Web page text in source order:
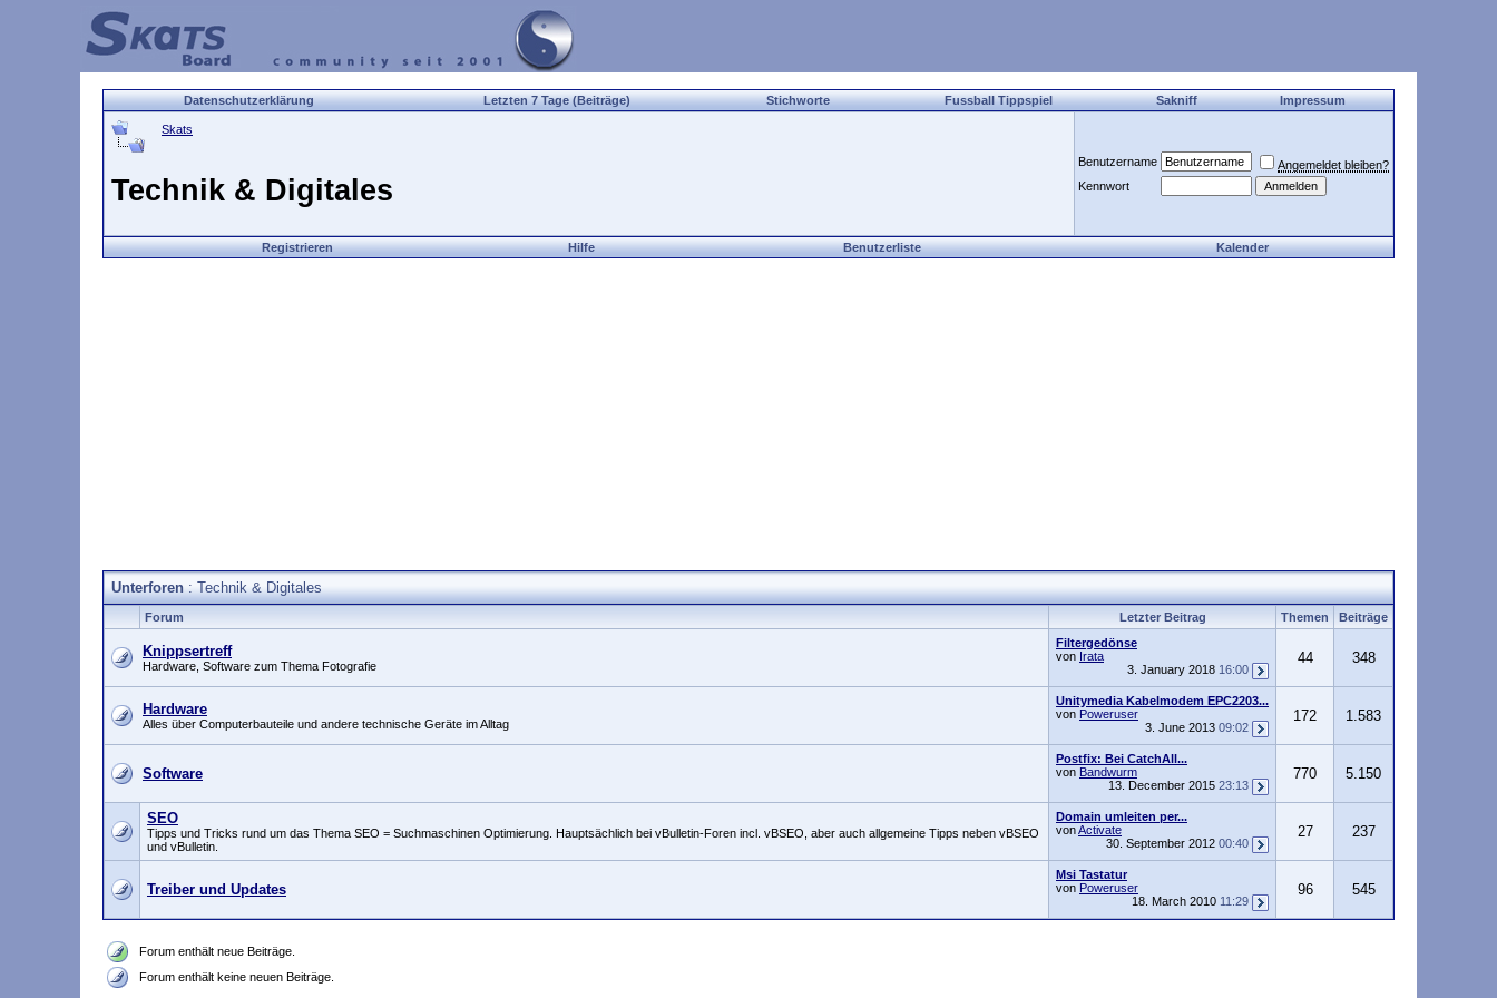
Datenschutzerklärung Letzten 7 Tage (Beiträge) Stichworte Fussball Tippspiel Sakniff Impressum
Skats
Technik & Digitales
Benutzername
Angemeldet bleiben?
Kennwort
Registrieren Hilfe Benutzerliste Kalender
Unterforen: Technik & Digitales
Forum Letzter Beitrag Themen Beiträge
Knippsertreff
Hardware, Software zum Thema Fotografie
Filtergedönse
von Irata
3. January 2018 16:00
44 348
Hardware
Alles über Computerbauteile und andere technische Geräte im Alltag
Unitymedia Kabelmodem EPC2203...
von Poweruser
3. June 2013 09:02
172 1.583
Software
Postfix: Bei CatchAll...
von Bandwurm
13. December 2015 23:13
770 5.150
SEO
Tipps und Tricks rund um das Thema SEO = Suchmaschinen Optimierung. Hauptsächlich bei vBulletin-Foren incl. vBSEO, aber auch allgemeine Tipps neben vBSEO
und vBulletin.
Domain umleiten per...
vonActivate
30. September 2012 00:40
27 237
Treiber und Updates
Msi Tastatur
von Poweruser
18. March 2010 11:29
96 545
Forum enthält neue Beiträge.
Forum enthält keine neuen Beiträge.